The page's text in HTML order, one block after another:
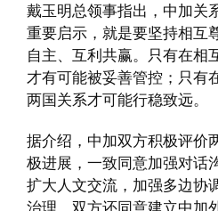
戴玉明总领事指出，中加关
重要启示，就是要坚持相互
自主、互利共赢。只有在相
才有可能被妥善管控；只有
两国关系才可能行稳致远。
据介绍，中加双方积极评价
极进展，一致同意加强对话
扩大人文交流，加强多边协
治理。双方还同意建立中加